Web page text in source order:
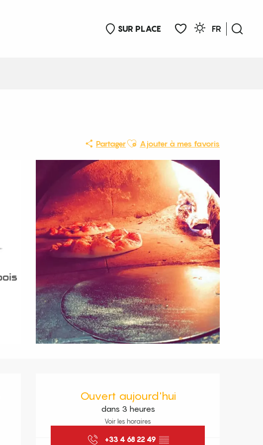
SUR PLACE
FR
PartagerAjouter aux favoris
Ajouter à mes favoris
Ouvert aujourd'hui
dans 3 heures
Voir les horaires
+33 4 68 22 49 ▒▒